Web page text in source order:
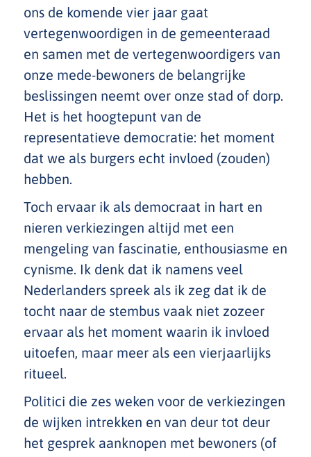
ons de komende vier jaar gaat
vertegenwoordigen in de gemeenteraad
en samen met de vertegenwoordigers van
onze mede-bewoners de belangrijke
beslissingen neemt over onze stad of dorp.
Het is het hoogtepunt van de
representatieve democratie: het moment
dat we als burgers echt invloed (zouden)
hebben.
Toch ervaar ik als democraat in hart en
nieren verkiezingen altijd met een
mengeling van fascinatie, enthousiasme en
cynisme. Ik denk dat ik namens veel
Nederlanders spreek als ik zeg dat ik de
tocht naar de stembus vaak niet zozeer
ervaar als het moment waarin ik invloed
uitoefen, maar meer als een vierjaarlijks
ritueel.
Politici die zes weken voor de verkiezingen
de wijken intrekken en van deur tot deur
het gesprek aanknopen met bewoners (of